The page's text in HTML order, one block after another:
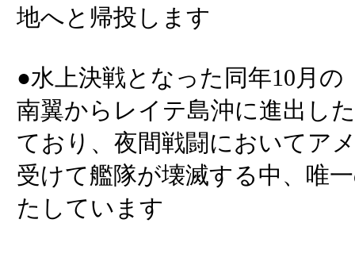
地へと帰投します
●水上決戦となった同年10月
南翼からレイテ島沖に進出し
ており、夜間戦闘においてア
受けて艦隊が壊滅する中、唯
たしています